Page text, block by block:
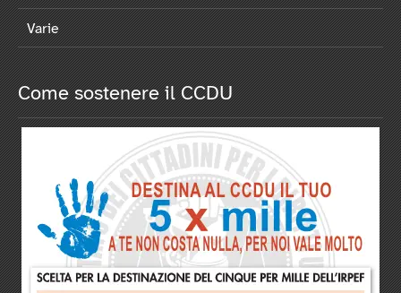
Varie
Come sostenere il CCDU